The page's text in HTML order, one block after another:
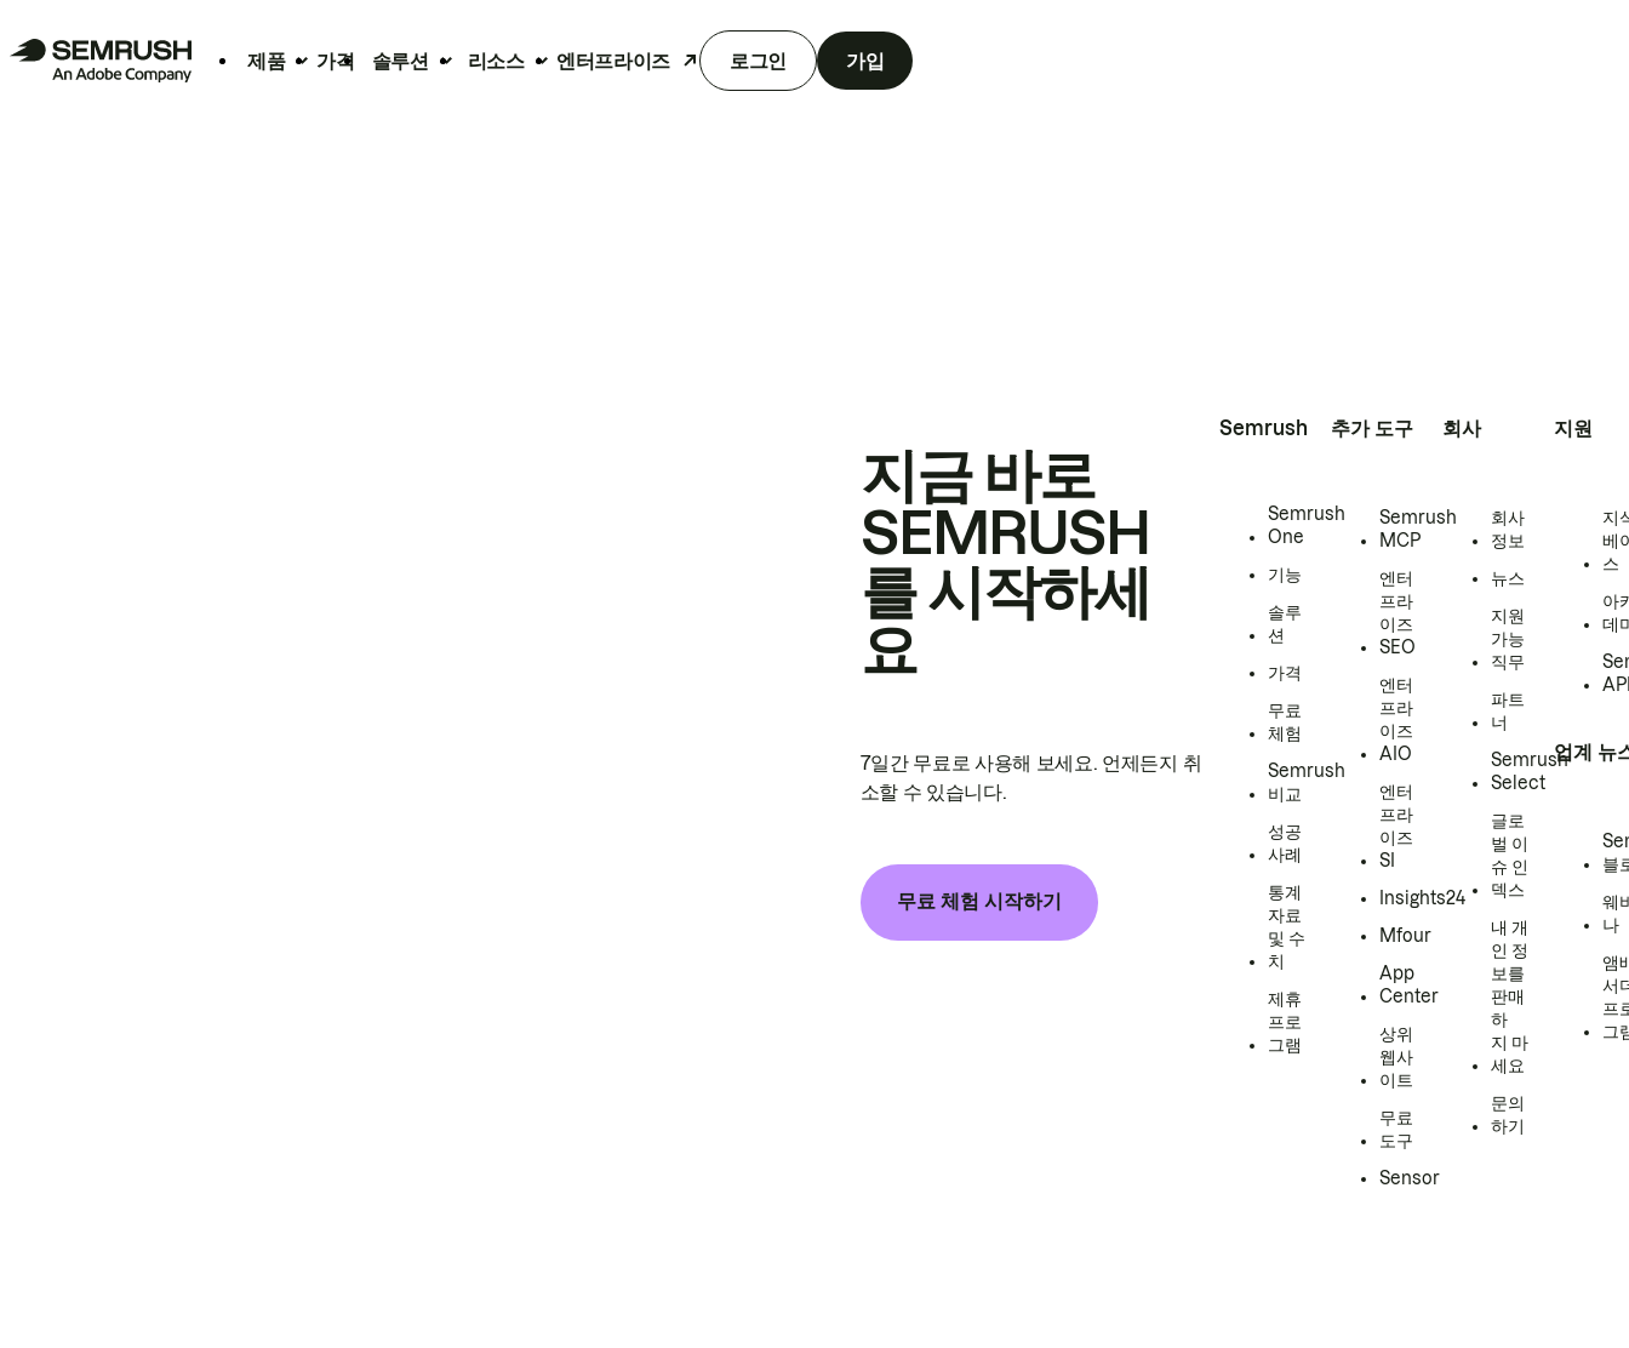
제품 가격 솔루션 리소스 엔터프라이즈 로그인 가입
지금 바로
SEMRUSH
를 시작하세
요
7일간 무료로 사용해 보세요. 언제든지 취
소할 수 있습니다.
무료 체험 시작하기
Semrush
Semrush
One
기능
솔루
션
가격
무료
체험
Semrush
비교
성공
사례
통계
자료
및 수
치
제휴
프로
그램
추가 도구
Semrush
MCP
엔터
프라
이즈
SEO
엔터
프라
이즈
AIO
엔터
프라
이즈
SI
Insights24
Mfour
App
Center
상위
웹사
이트
무료
도구
Sensor
회사
회사
정보
뉴스
지원
가능
직무
파트
너
Semrush
Select
글로
벌 이
슈 인
덱스
내 개
인 정
보를
판매
하
지 마
세요
문의
하기
지원
지
베
스
아
데
업계 뉴
블
웨
나
앰
서
프
그